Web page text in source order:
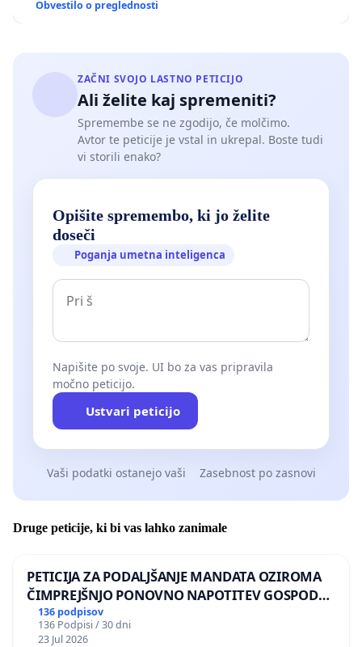
Obvestilo o preglednosti
ZAČNI SVOJO LASTNO PETICIJO
Ali želite kaj spremeniti?
Spremembe se ne zgodijo, če molčimo.
Avtor te peticije je vstal in ukrepal. Boste tudi
vi storili enako?
Opišite spremembo, ki jo želite
doseči
Poganja umetna inteligenca
Napišite po svoje. UI bo za vas pripravila
močno peticijo.
Ustvari peticijo
Vaši podatki ostanejo vaši Zasebnost po zasnovi
Druge peticije, ki bi vas lahko zanimale
PETICIJA ZA PODALJŠANJE MANDATA OZIROMA
ČIMPREJŠNJO PONOVNO NAPOTITEV GOSPODA
BERNARDA ŠRAJNERJA NA VELEPOSLANIŠTVO
REPUBLIKE SLOVENIJE V MOSKVI
136 podpisov
136 Podpisi / 30 dni
23 Jul 2026